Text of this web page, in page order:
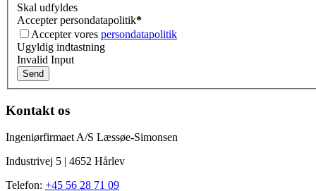
Skal udfyldes
Accepter persondatapolitik*
Accepter vores persondatapolitik
Ugyldig indtastning
Invalid Input
Kontakt os
Ingeniørfirmaet A/S Læssøe-Simonsen
Industrivej 5 | 4652 Hårlev
Telefon: +45 56 28 71 09